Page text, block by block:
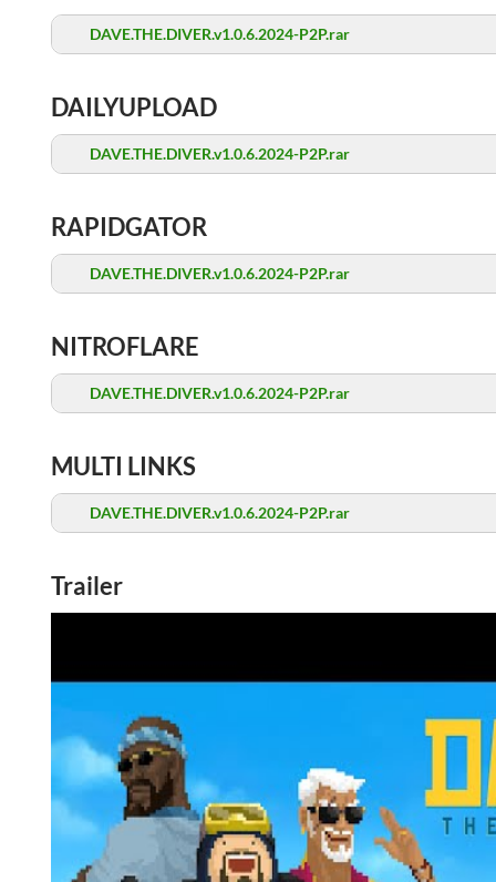
DAVE.THE.DIVER.v1.0.6.2024-P2P.rar
DAILYUPLOAD
DAVE.THE.DIVER.v1.0.6.2024-P2P.rar
RAPIDGATOR
DAVE.THE.DIVER.v1.0.6.2024-P2P.rar
NITROFLARE
DAVE.THE.DIVER.v1.0.6.2024-P2P.rar
MULTI LINKS
DAVE.THE.DIVER.v1.0.6.2024-P2P.rar
Trailer